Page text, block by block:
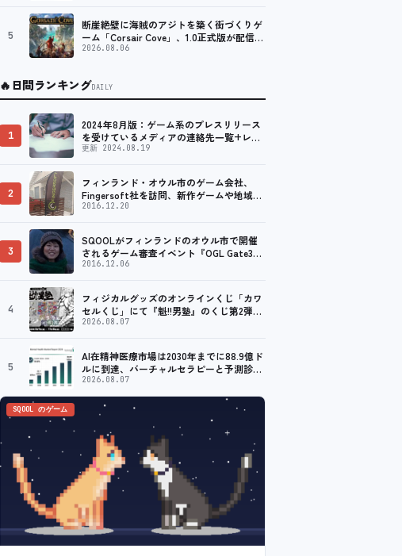
5
断崖絶壁に海賊のアジトを築く街づくりゲ
ーム「Corsair Cove」、1.0正式版が配信開
始！
2026.08.06
🔥日間ランキングDAILY
1
2024年8月版：ゲーム系のプレスリリース
を受けているメディアの連絡先一覧+レビ
ュー依頼先一覧
更新 2024.08.19
2
フィンランド・オウル市のゲーム会社、
Fingersoft社を訪問、新作ゲームや地域貢
献について聞いてきました
2016.12.20
3
SQOOLがフィンランドのオウル市で開催
されるゲーム審査イベント『OGL Gate3』
のメディアパートナーに！
2016.12.06
4
フィジカルグッズのオンラインくじ「カワ
セルくじ」にて『魁!!男塾』のくじ第2弾が
販売開始！
2026.08.07
5
AI在精神医療市場は2030年までに88.9億ド
ルに到達、バーチャルセラピーと予測診断
の普及が加速
2026.08.07
SQOOL のゲーム